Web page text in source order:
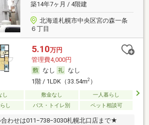
築14年7ヶ月 / 4階建
北海道札幌市中央区宮の森一条
６丁目
5.10万円
管理費4,000円
なし
なし
1階 / 1LDK（33.54m2）
し 敷金なし
一人暮らし
し
バス・トイレ別 ペット相談可
わせは011−738−3030札幌北口店まで★